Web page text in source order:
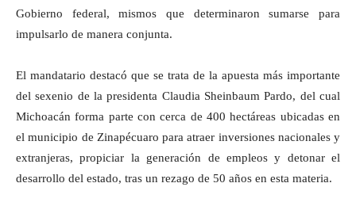
Gobierno federal, mismos que determinaron sumarse para
impulsarlo de manera conjunta.
El mandatario destacó que se trata de la apuesta más importante
del sexenio de la presidenta Claudia Sheinbaum Pardo, del cual
Michoacán forma parte con cerca de 400 hectáreas ubicadas en
el municipio de Zinapécuaro para atraer inversiones nacionales y
extranjeras, propiciar la generación de empleos y detonar el
desarrollo del estado, tras un rezago de 50 años en esta materia.